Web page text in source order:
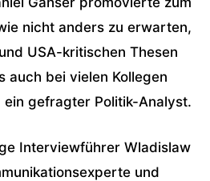
nicht anders zu erwarten,
USA-kritischen Thesen
auch bei vielen Kollegen
ein gefragter Politik-Analyst.
Interviewführer Wladislaw
und